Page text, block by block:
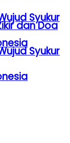
Syukur
dan Doa
Syukur